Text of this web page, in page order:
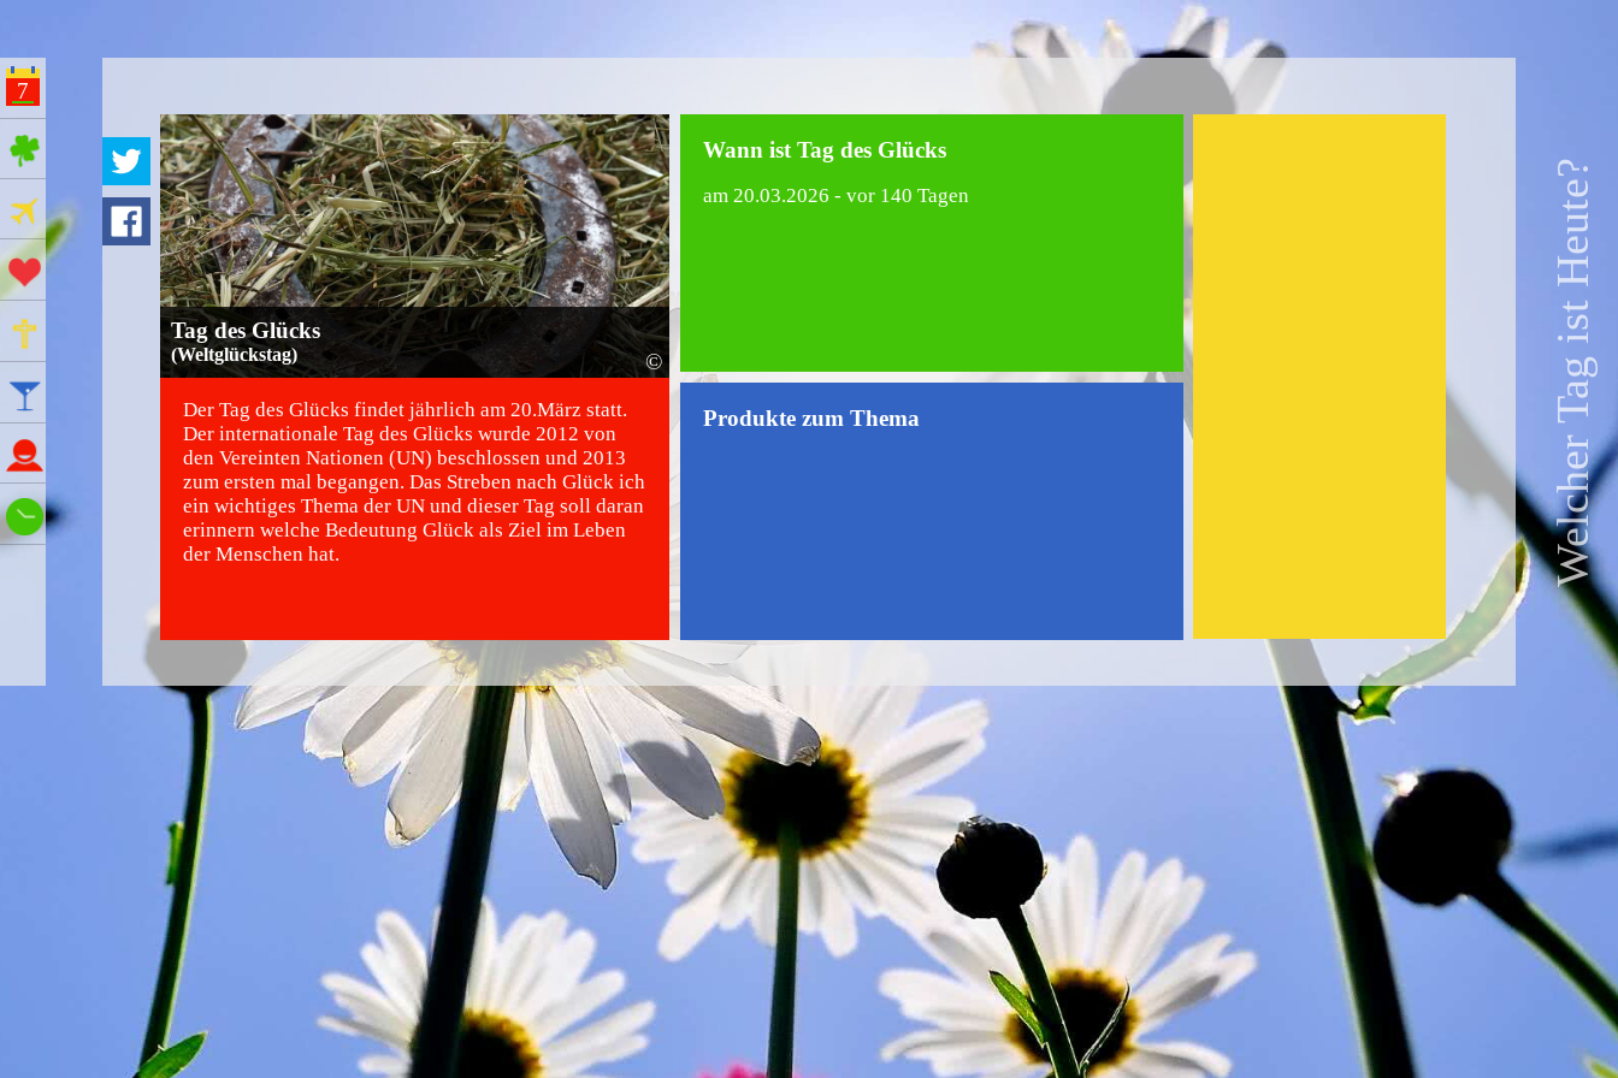
Welcher Tag ist Heute?
7
ges Feiertage
Ferien
Aktionstage
Gedenktage
Namenstage
Wie spät ist es?
Tag des Glücks
(Weltglückstag) ©
Der Tag des Glücks findet jährlich am 20.März statt.
Der internationale Tag des Glücks wurde 2012 von
den Vereinten Nationen (UN) beschlossen und 2013
zum ersten mal begangen. Das Streben nach Glück ich
ein wichtiges Thema der UN und dieser Tag soll daran
erinnern welche Bedeutung Glück als Ziel im Leben
der Menschen hat.
Wann ist Tag des Glücks
am20.03.2026 - vor 140 Tagen
Produkte zum Thema